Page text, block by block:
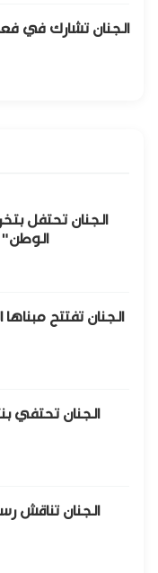
الجنان تشارك في
الجنان تحتفل
الوطن"
الجنان تفتتح مبناها
الجنان تحتفي
الجنان تناقش